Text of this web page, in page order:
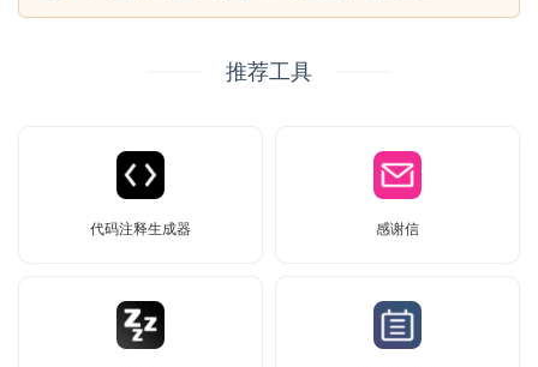
推荐工具
代码注释生成器 感谢信